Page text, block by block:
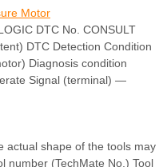
Motor
DTC No. CONSULT
DTC Detection Condition
Diagnosis condition
Signal (terminal) —
actual shape of the tools may
number (TechMate No.) Tool